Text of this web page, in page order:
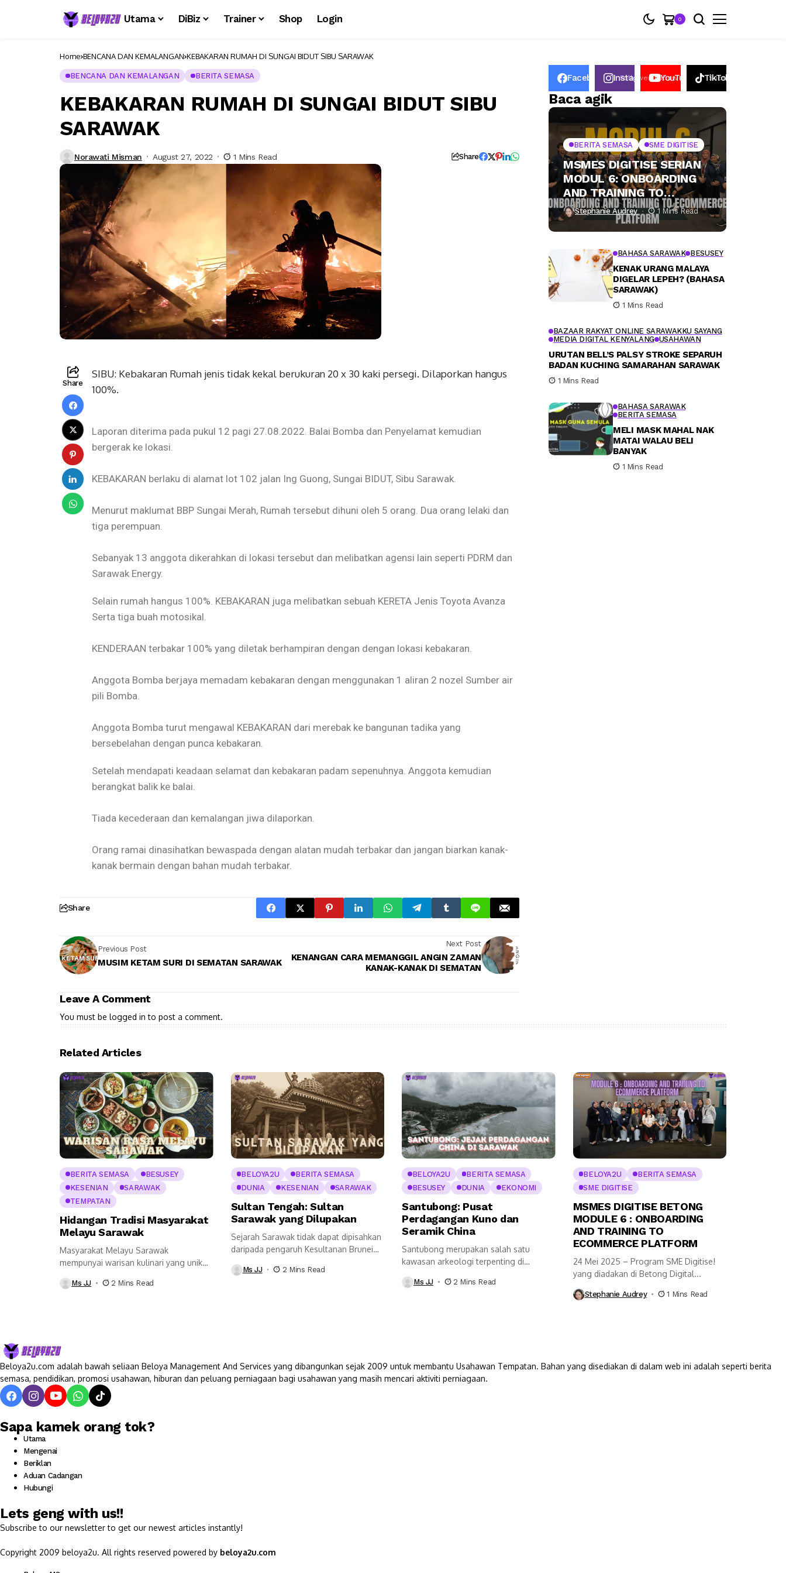
Utama DiBiz Trainer Shop Login 0
Home BENCANA DAN KEMALANGAN KEBAKARAN RUMAH DI SUNGAI BIDUT SIBU SARAWAK
BENCANA DAN KEMALANGAN BERITA SEMASA
KEBAKARAN RUMAH DI SUNGAI BIDUT SIBU
SARAWAK
Norawati Misman August 27, 2022 1 Mins Read Share
Share
SIBU: Kebakaran Rumah jenis tidak kekal berukuran 20 x 30 kaki persegi. Dilaporkan hangus
100%.
Laporan diterima pada pukul 12 pagi 27.08.2022. Balai Bomba dan Penyelamat kemudian
bergerak ke lokasi.
KEBAKARAN berlaku di alamat lot 102 jalan Ing Guong, Sungai BIDUT, Sibu Sarawak.
Menurut maklumat BBP Sungai Merah, Rumah tersebut dihuni oleh 5 orang. Dua orang lelaki dan
tiga perempuan.
Sebanyak 13 anggota dikerahkan di lokasi tersebut dan melibatkan agensi lain seperti PDRM dan
Sarawak Energy.
Selain rumah hangus 100%. KEBAKARAN juga melibatkan sebuah KERETA Jenis Toyota Avanza
Serta tiga buah motosikal.
KENDERAAN terbakar 100% yang diletak berhampiran dengan dengan lokasi kebakaran.
Anggota Bomba berjaya memadam kebakaran dengan menggunakan 1 aliran 2 nozel Sumber air
pili Bomba.
Anggota Bomba turut mengawal KEBAKARAN dari merebak ke bangunan tadika yang
bersebelahan dengan punca kebakaran.
Setelah mendapati keadaan selamat dan kebakaran padam sepenuhnya. Anggota kemudian
berangkat balik ke balai.
Tiada kecederaan dan kemalangan jiwa dilaporkan.
Orang ramai dinasihatkan bewaspada dengan alatan mudah terbakar dan jangan biarkan kanak-
kanak bermain dengan bahan mudah terbakar.
Share
Previous Post
MUSIM KETAM SURI DI SEMATAN SARAWAK
Next Post
KENANGAN CARA MEMANGGIL ANGIN ZAMAN
KANAK-KANAK DI SEMATAN
Leave A Comment
You must be logged in to post a comment.
Facebook50KFollower
InstagramFollow
YouTube 2.6kSubscribers
TikTok
Baca agik
BERITA SEMASA SME DIGITISE
MSMES DIGITISE SERIAN
MODUL 6: ONBOARDING
AND TRAINING TO
ECOMMERCE PLATFORM
Stephanie Audrey 1 Mins Read
BAHASA SARAWAK BESUSEY
KENAK URANG MALAYA
DIGELAR LEPEH? (BAHASA
SARAWAK)
1 Mins Read
BAZAAR RAKYAT ONLINE SARAWAKKU SAYANG
MEDIA DIGITAL KENYALANG USAHAWAN
URUTAN BELL’S PALSY STROKE SEPARUH
BADAN KUCHING SAMARAHAN SARAWAK
1 Mins Read
BAHASA SARAWAK
BERITA SEMASA
MELI MASK MAHAL NAK
MATAI WALAU BELI
BANYAK
1 Mins Read
Related Articles
BERITA SEMASA
BESUSEY
KESENIAN
SARAWAK
TEMPATAN
Hidangan Tradisi Masyarakat
Melayu Sarawak
Masyarakat Melayu Sarawak
mempunyai warisan kulinari yang unik
Ms JJ 2 Mins Read
BELOYA2U
BERITA SEMASA
DUNIA
KESENIAN SARAWAK
Sultan Tengah: Sultan
Sarawak yang Dilupakan
Sejarah Sarawak tidak dapat dipisahkan
daripada pengaruh Kesultanan Brunei
Ms JJ 2 Mins Read
BELOYA2U
BERITA SEMASA
BESUSEY
DUNIA EKONOMI
Santubong: Pusat
Perdagangan Kuno dan
Seramik China
Santubong merupakan salah satu
kawasan arkeologi terpenting di
Ms JJ 2 Mins Read
BELOYA2U
BERITA SEMASA
SME DIGITISE
MSMES DIGITISE BETONG
MODULE 6 : ONBOARDING
AND TRAINING TO
ECOMMERCE PLATFORM
24 Mei 2025 – Program SME Digitise!
yang diadakan di Betong Digital...
Stephanie Audrey 1 Mins Read
Beloya2u.com adalah bawah seliaan Beloya Management And Services yang dibangunkan sejak 2009 untuk membantu Usahawan Tempatan. Bahan yang disediakan di dalam web ini adalah seperti berita
semasa, pendidikan, promosi usahawan, hiburan dan peluang perniagaan bagi usahawan yang masih mencari aktiviti perniagaan.
Sapa kamek orang tok?
Utama
Mengenai
Beriklan
Aduan Cadangan
Hubungi
Lets geng with us!!
Subscribe to our newsletter to get our newest articles instantly!
Copyright 2009 beloya2u. All rights reserved powered by beloya2u.com